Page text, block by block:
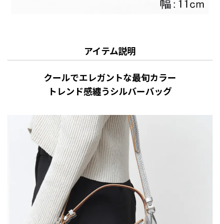
アイテム説明
クールでエレガントな最旬カラー
トレンド感纏うシルバーバッグ